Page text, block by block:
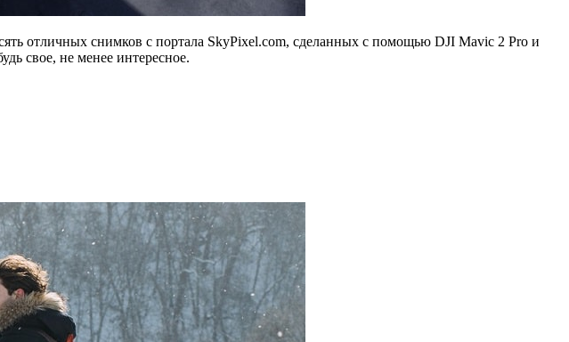
отличных снимков с портала SkyPixel.com, сделанных с помощью DJI Mavic 2 Pro и
свое, не менее интересное.